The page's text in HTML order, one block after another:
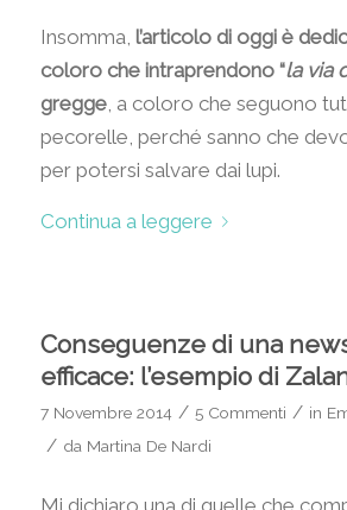
Insomma, l’articolo di oggi è
coloro che intraprendono “la via
gregge, a coloro che seguono
pecorelle, perché sanno che
per potersi salvare dai lupi.
Continua a leggere
Conseguenze di una
efficace: l’esempio di
7 Novembre 2014 / 5 Commenti / in
/ da Martina De Nardi
Mi dichiaro una di quelle che